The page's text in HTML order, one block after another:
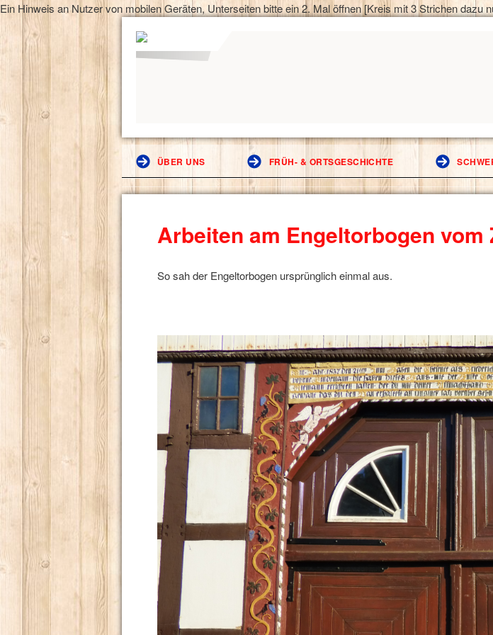
Ein Hinweis an Nutzer von mobilen Geräten, Unterseiten bitte ein 2. Mal öffnen [Kreis mit 3 Strichen dazu
ÜBER UNS FRÜH- & ORTSGESCHICHTE
Arbeiten am Engeltorbogen vom
So sah der Engeltorbogen ursprünglich einmal aus.